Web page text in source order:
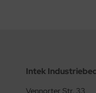
Intek